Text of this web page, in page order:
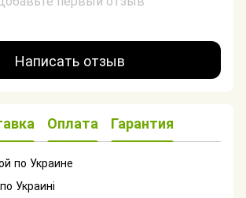
Написать отзыв
Оплата Гарантия
по Украине
Украині